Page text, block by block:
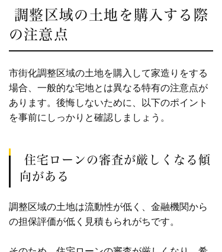
調整区域の土地を購入する際
の注意点
市街化調整区域の土地を購入して家造りをする
場合、一般的な宅地とは異なる特有の注意点が
あります。後悔しないために、以下のポイント
を事前にしっかりと確認しましょう。
住宅ローンの審査が厳しくなる傾
向がある
調整区域の土地は流動性が低く、金融機関から
の担保評価が低く見積もられがちです。